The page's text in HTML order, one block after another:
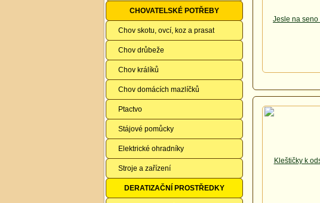
CHOVATELSKÉ POTŘEBY
Chov skotu, ovcí, koz a prasat
Chov drůbeže
Chov králíků
Chov domácích mazlíčků
Ptactvo
Stájové pomůcky
Elektrické ohradníky
Stroje a zařízení
DERATIZAČNÍ PROSTŘEDKY